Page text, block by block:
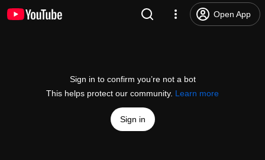
Open App
Sign in to confirm you’re not a bot
This helps protect our community. Learn more
Sign in